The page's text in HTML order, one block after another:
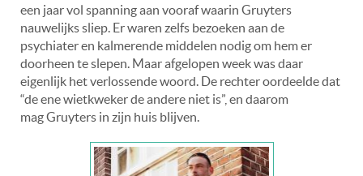
een jaar vol spanning aan vooraf waarin Gruyters
nauwelijks sliep. Er waren zelfs bezoeken aan de
psychiater en kalmerende middelen nodig om hem er
doorheen te slepen. Maar afgelopen week was daar
eigenlijk het verlossende woord. De rechter oordeelde dat
“de ene wietkweker de andere niet is”, en daarom
mag Gruyters in zijn huis blijven.